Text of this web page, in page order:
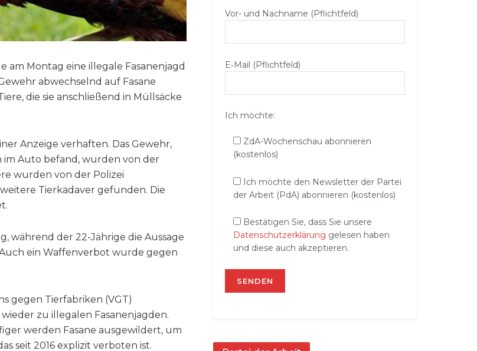
am Montag eine illegale Fasanenjagd
abwechselnd auf Fasane
die sie anschließend in Müllsäcke
Anzeige verhaften. Das Gewehr,
im Auto befand, wurden von der
wurden von der Polizei
Tierkadaver gefunden. Die
während der 22-Jährige die Aussage
ein Waffenverbot wurde gegen
gegen Tierfabriken (VGT)
zu illegalen Fasanenjagden.
werden Fasane ausgewildert, um
seit 2016 explizit verboten ist.
Vor- und Nachname (Pflichtfeld)
E‑Mail (Pflichtfeld)
Ich möchte:
ZdA-Wochenschau abonnieren
(kostenlos)
Ich möchte den Newsletter der Partei
der Arbeit (PdA) abonnieren (kostenlos)
Bestätigen Sie, dass Sie unsere
Datenschutzerklärung gelesen haben
und diese auch akzeptieren.